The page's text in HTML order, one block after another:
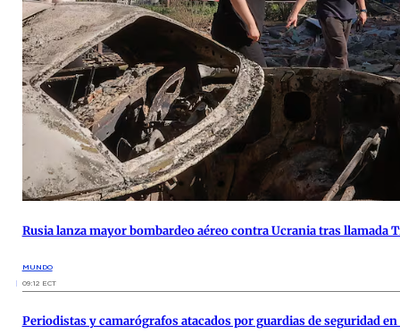
Rusia lanza mayor bombardeo aéreo contra Ucrania tras llamada
MUNDO
09:12 ECT
Periodistas y camarógrafos atacados por guardias de seguridad